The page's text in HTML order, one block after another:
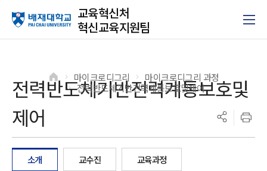
교육혁신처
혁신교육지원팀
전력반도체기반전력계통보호및
제어
>
마이크로디그리
>
마이크로디그리 과정
>
전력반도체기반전력계통보호및제어
소개 교수진 교육과정